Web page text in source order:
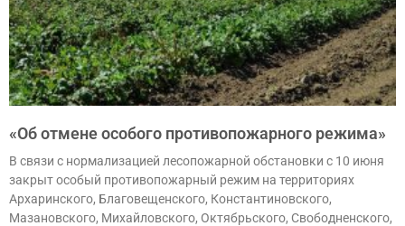
«Об отмене особого противопожарного режима»
В связи с нормализацией лесопожарной обстановки с 10 июня
закрыт особый противопожарный режим на территориях
Архаринского, Благовещенского, Константиновского,
Мазановского, Михайловского, Октябрьского, Свободненского,